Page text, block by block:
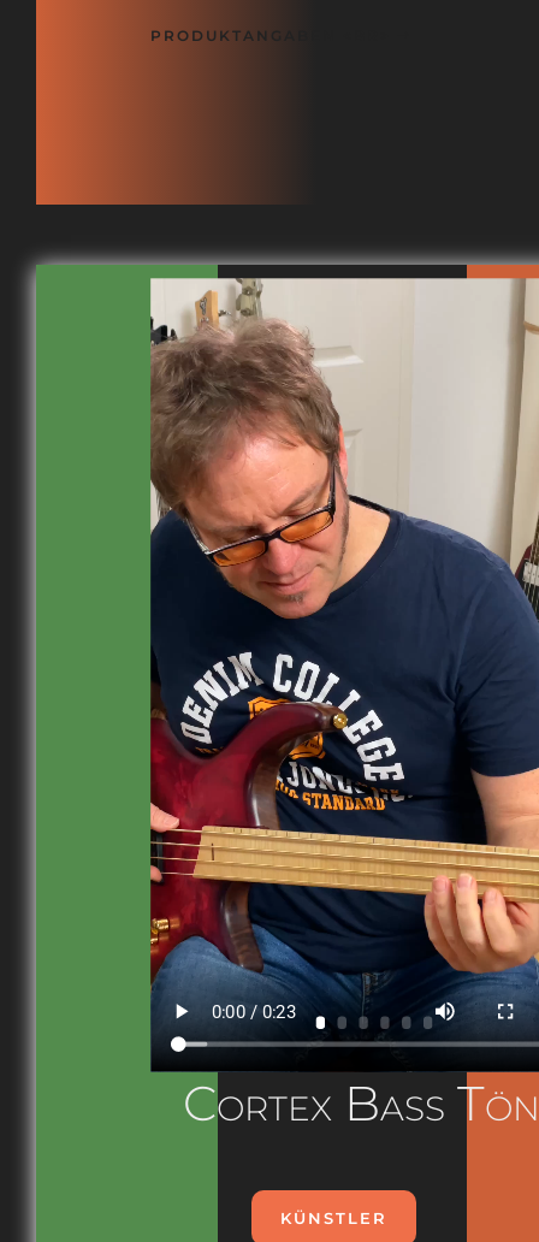
PRODUKTANGABEN <BR>
Cortex Bass
KÜNSTLER